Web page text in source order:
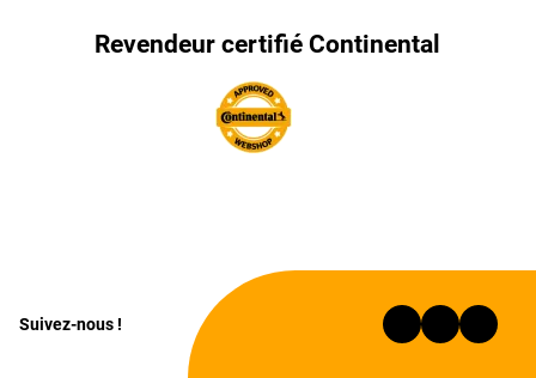
Revendeur certifié Continental
Suivez-nous !